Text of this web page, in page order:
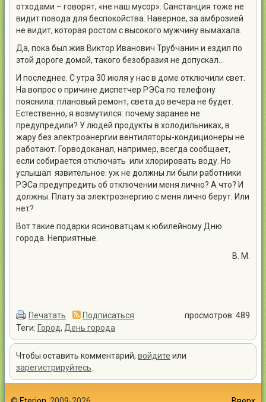
отходами – говорят, «не наш мусор». Санстанция тоже не
видит повода для беспокойства. Наверное, за амброзией
не видит, которая ростом с высокого мужчину вымахала.
Да, пока был жив Виктор Иванович Трубчанин и ездил по
этой дороге домой, такого безобразия не допускал…
И последнее. С утра 30 июля у нас в доме отключили свет.
На вопрос о причине диспетчер РЭСа по телефону
пояснила: плановый ремонт, света до вечера не будет.
Естественно, я возмутился: почему заранее не
предупредили? У людей продукты в холодильниках, в
жару без электроэнергии вентиляторы-кондиционеры не
работают. Горводоканал, например, всегда сообщает,
если собирается отключать или хлорировать воду. Но
услышал язвительное: уж не должны ли были работники
РЭСа предупредить об отключении меня лично? А что? И
должны. Плату за электроэнергию с меня лично берут. Или
нет?
Вот такие подарки ясиноватцам к юбилейному Дню
города. Неприятные.
В. М.
Печатать Подписаться
просмотров: 489
Теги: Город, День города
Чтобы оставить комментарий, войдите или
зарегистрируйтесь.